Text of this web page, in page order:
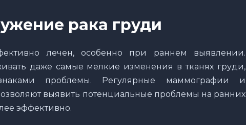
рака груди
лечен, особенно при раннем выявлении.
даже самые мелкие изменения в тканях груди,
проблемы. Регулярные маммографии и
выявить потенциальные проблемы на ранних
эффективно.